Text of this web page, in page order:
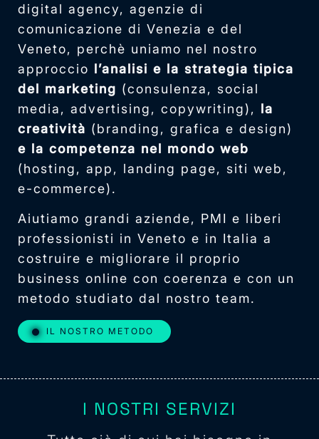
digital agency, agenzie di
comunicazione di Venezia e del
Veneto, perchè uniamo nel nostro
approccio l’analisi e la strategia tipica
del marketing (consulenza, social
media, advertising, copywriting), la
creatività (branding, grafica e design)
e la competenza nel mondo web
(hosting, app, landing page, siti web,
e-commerce).
Aiutiamo grandi aziende, PMI e liberi
professionisti in Veneto e in Italia a
costruire e migliorare il proprio
business online con coerenza e con un
metodo studiato dal nostro team.
IL NOSTRO METODO
I NOSTRI SERVIZI